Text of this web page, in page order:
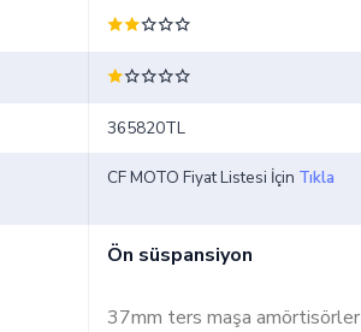
365820TL
CF MOTO Fiyat Listesi İçin Tıkla
Ön süspansiyon
37mm ters maşa amörtisörler